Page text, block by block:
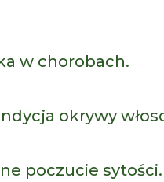
w chorobach.
okrywy
poczucie sytości.